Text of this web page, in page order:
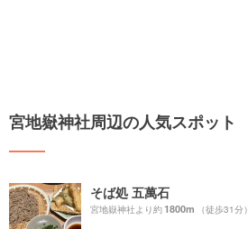
宮地嶽神社周辺の人気スポット
そば処 五萬石
宮地嶽神社より約1800m （徒歩31分）